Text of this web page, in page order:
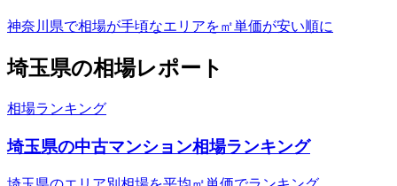
神奈川県で相場が手頃なエリアを㎡単価が安い順に
埼玉県の相場レポート
相場ランキング
埼玉県の中古マンション相場ランキング